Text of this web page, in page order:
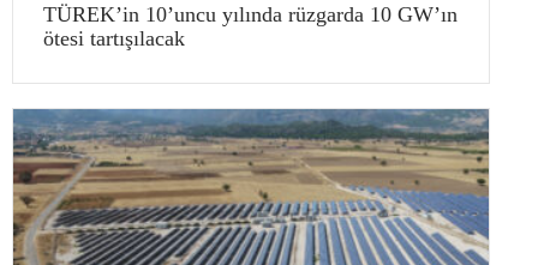
TÜREK’in 10’uncu yılında rüzgarda 10 GW’ın
ötesi tartışılacak